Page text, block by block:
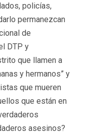
policías,
permanezcan
de
DTP y
que llamen a
y hermanos” y
que mueren
que están en
asesinos?